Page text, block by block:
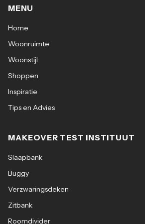
MENU
Home
Woonruimte
Woonstijl
Shoppen
Inspiratie
Tips en Advies
MAKEOVER TEST INSTITUUT
Slaapbank
Buggy
Verzwaringsdeken
Zitbank
Roomdivider